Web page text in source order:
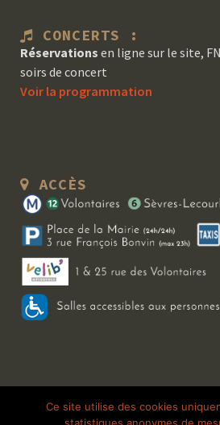
CONCERTS :
Réservations en ligne sur le site,
soirs de concert
Voir la programmation
ACCÈS
Copyright 2026 Le Bal Blomet | Tous droits
Ce site utilise des cookies